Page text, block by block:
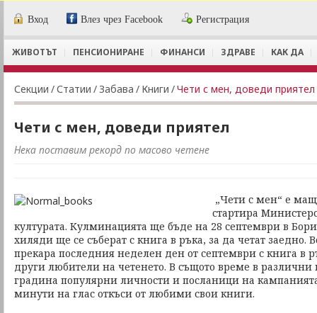
Вход Влез чрез Facebook Регистрация
ЖИВОТЪТ ПЕНСИОНИРАНЕ ФИНАНСИ ЗДРАВЕ КАК ДА
Секции /Статии / Забава / Книги /Чети с мен, доведи приятел
Чети с мен, доведи приятел
Нека поставим рекорд по масово четене
„Чети с мен“ е
стартира
културата. Кулминацията ще бъде на 28 септември в
хиляди ще се съберат с книга в ръка, за да четат
прекара последния неделен ден от септември с книга в
други любители на четенето. В същото време в различни
градина популярни личности и посланици на
минути на глас откъси от любими свои книги.